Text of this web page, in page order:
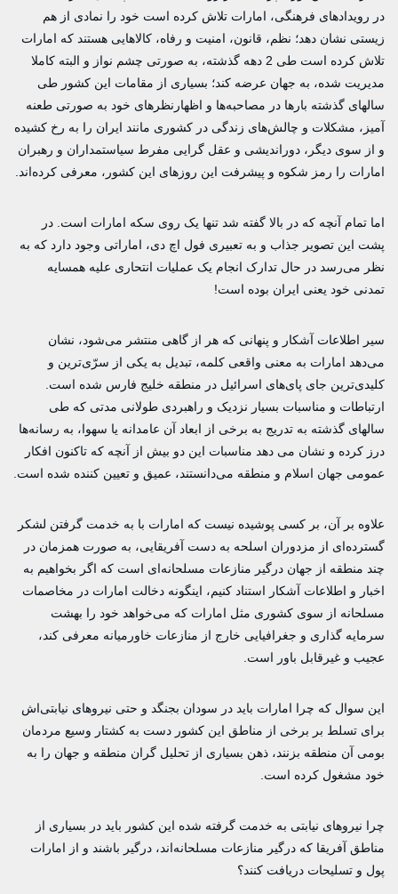
در رویدادهای فرهنگی، امارات تلاش کرده است خود را نمادی از هم
زیستی نشان دهد؛ نظم، قانون، امنیت و رفاه، کالاهایی هستند که امارات
تلاش کرده است طی 2 دهه گذشته، به صورتی چشم نواز و البته کاملا
مدیریت شده، به جهان عرضه کند؛ بسیاری از مقامات این کشور طی
سالهای گذشته بارها در مصاحبه‌ها و اظهارنظرهای خود به صورتی طعنه
آمیز، مشکلات و چالش‌های زندگی در کشوری مانند ایران را به رخ کشیده
و از سوی دیگر، دوراندیشی و عقل گرایی مفرط سیاستمداران و رهبران
امارات را رمز شکوه و پیشرفت این روزهای این کشور، معرفی کرده‌اند.
اما تمام آنچه که در بالا گفته شد تنها یک روی سکه امارات است. در
پشت این تصویر جذاب و به تعبیری فول اچ دی، اماراتی وجود دارد که به
نظر می‌رسد در حال تدارک انجام یک عملیات انتحاری علیه همسایه
تمدنی خود یعنی ایران بوده است!
سیر اطلاعات آشکار و پنهانی که هر از گاهی منتشر می‌شود، نشان
می‌دهد امارات به معنی واقعی کلمه، تبدیل به یکی از سرّی‌ترین و
کلیدی‌ترین جای پای‌های اسرائیل در منطقه خلیج فارس شده است.
ارتباطات و مناسبات بسیار نزدیک و راهبردی طولانی مدتی که طی
سالهای گذشته به تدریج به برخی از ابعاد آن عامدانه یا سهوا، به رسانه‌ها
درز کرده و نشان می دهد مناسبات این دو بیش از آنچه که تاکنون افکار
عمومی جهان اسلام و منطقه می‌دانستند، عمیق و تعیین کننده شده است.
علاوه بر آن، بر کسی پوشیده نیست که امارات با به خدمت گرفتن لشکر
گسترده‌ای از مزدوران اسلحه به دست آفریقایی، به صورت همزمان در
چند منطقه از جهان درگیر منازعات مسلحانه‌ای است که اگر بخواهیم به
اخبار و اطلاعات آشکار استناد کنیم، اینگونه دخالت امارات در مخاصمات
مسلحانه از سوی کشوری مثل امارات که می‌خواهد خود را بهشت
سرمایه گذاری و جغرافیایی خارج از منازعات خاورمیانه معرفی کند،
عجیب و غیرقابل باور است.
این سوال که چرا امارات باید در سودان بجنگد و حتی نیروهای نیابتی‌اش
برای تسلط بر برخی از مناطق این کشور دست به کشتار وسیع مردمان
بومی آن منطقه بزنند، ذهن بسیاری از تحلیل گران منطقه و جهان را به
خود مشغول کرده است.
چرا نیروهای نیابتی به خدمت گرفته شده این کشور باید در بسیاری از
مناطق آفریقا که درگیر منازعات مسلحانه‌اند، درگیر باشند و از امارات
پول و تسلیحات دریافت کنند؟